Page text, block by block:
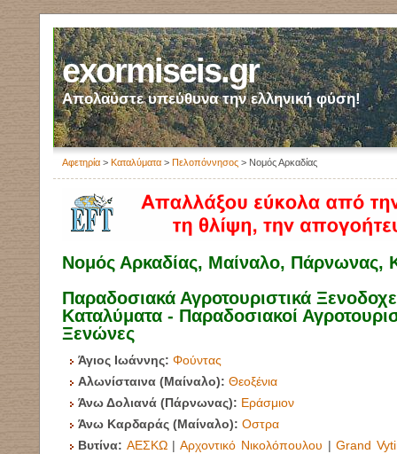
exormiseis.gr
Απολαύστε υπεύθυνα την ελληνική φύση!
Αφετηρία > Καταλύματα > Πελοπόννησος > Νομός Αρκαδίας
Νομός Αρκαδίας, Μαίναλο, Πάρνωνας,
Παραδοσιακά Αγροτουριστικά
Καταλύματα - Παραδοσιακοί
Ξενώνες
Άγιος Ιωάννης: Φούντας
Αλωνίσταινα (Μαίναλο): Θεοξένια
Άνω Δολιανά (Πάρνωνας): Εράσμιον
Άνω Καρδαράς (Μαίναλο): Οστρα
Βυτίνα: ΑΕΣΚΩ|Αρχοντικό Νικολόπουλου |Grand